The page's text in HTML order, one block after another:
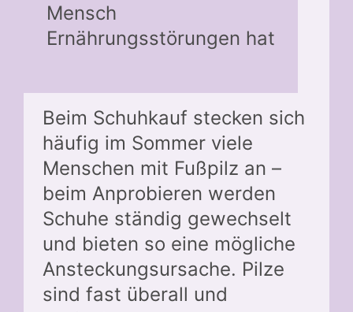
Mensch
Ernährungsstörungen hat
Beim Schuhkauf stecken sich
häufig im Sommer viele
Menschen mit Fußpilz an –
beim Anprobieren werden
Schuhe ständig gewechselt
und bieten so eine mögliche
Ansteckungsursache. Pilze
sind fast überall und